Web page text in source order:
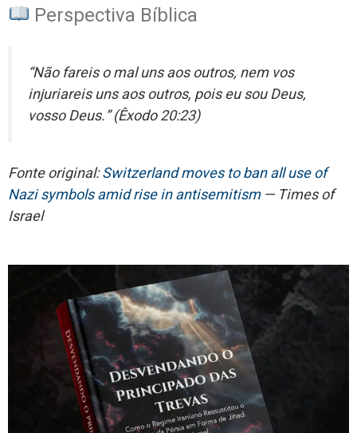
Perspectiva Bíblica
“Não fareis o mal uns aos outros, nem vos
injuriareis uns aos outros, pois eu sou Deus,
vosso Deus.” (Êxodo 20:23)
Fonte original:Switzerland moves to ban all use of
Nazi symbols amid rise in antisemitism— Times of
Israel